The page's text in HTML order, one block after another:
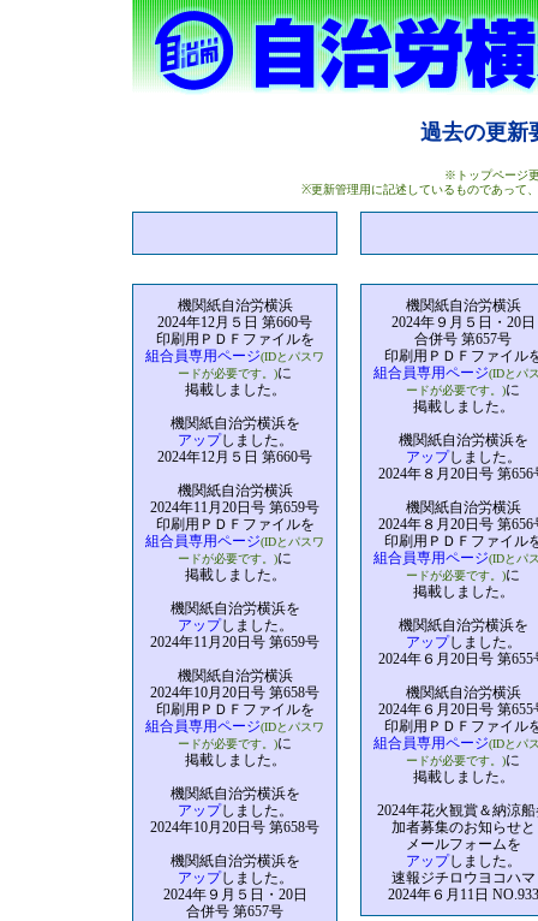
過去の更
※トップページ
※更新管理用に記述しているものであって
機関紙自治労横浜
2024年12月５日 第660号
印刷用ＰＤＦファイルを
組合員専用ページ(IDとパスワ
ードが必要です。)に
掲載しました。
機関紙自治労横浜を
アップしました。
2024年12月５日 第660号
機関紙自治労横浜
2024年11月20日号 第659号
印刷用ＰＤＦファイルを
組合員専用ページ(IDとパスワ
ードが必要です。)に
掲載しました。
機関紙自治労横浜を
アップしました。
2024年11月20日号 第659号
機関紙自治労横浜
2024年10月20日号 第658号
印刷用ＰＤＦファイルを
組合員専用ページ(IDとパスワ
ードが必要です。)に
掲載しました。
機関紙自治労横浜を
アップしました。
2024年10月20日号 第658号
機関紙自治労横浜を
アップしました。
2024年９月５日・20日
合併号 第657号
機関紙自治労横浜
2024年９月５日・20日
合併号 第657号
印刷用ＰＤＦファイル
組合員専用ページ(IDとパ
ードが必要です。)に
掲載しました。
機関紙自治労横浜を
アップしました。
2024年８月20日号 第656
機関紙自治労横浜
2024年８月20日号 第656
印刷用ＰＤＦファイル
組合員専用ページ(IDとパ
ードが必要です。)に
掲載しました。
機関紙自治労横浜を
アップしました。
2024年６月20日号 第655
機関紙自治労横浜
2024年６月20日号 第655
印刷用ＰＤＦファイル
組合員専用ページ(IDとパ
ードが必要です。)に
掲載しました。
2024年花火観賞＆納涼船
加者募集のお知らせと
メールフォームを
アップしました。
速報ジチロウヨコハマ
2024年６月11日 NO.933